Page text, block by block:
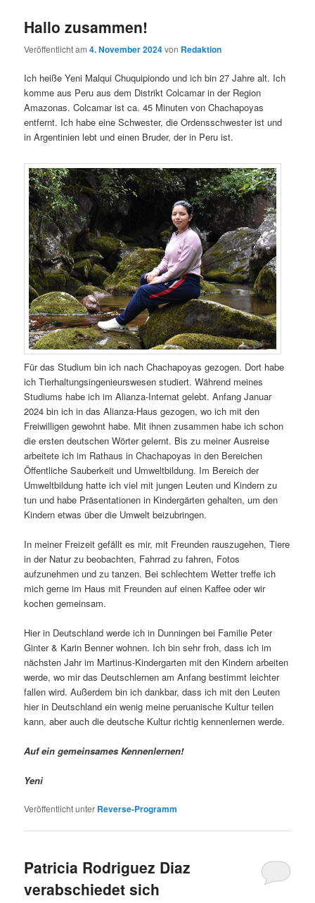
Hallo zusammen!
Veröffentlicht am4. November 2024von Redaktion
Ich heiße Yeni Malqui Chuquipiondo und ich bin 27 Jahre alt. Ich
komme aus Peru aus dem Distrikt Colcamar in der Region
Amazonas. Colcamar ist ca. 45 Minuten von Chachapoyas
entfernt. Ich habe eine Schwester, die Ordensschwester ist und
in Argentinien lebt und einen Bruder, der in Peru ist.
Für das Studium bin ich nach Chachapoyas gezogen. Dort habe
ich Tierhaltungsingenieurswesen studiert. Während meines
Studiums habe ich im Alianza-Internat gelebt. Anfang Januar
2024 bin ich in das Alianza-Haus gezogen, wo ich mit den
Freiwilligen gewohnt habe. Mit ihnen zusammen habe ich schon
die ersten deutschen Wörter gelernt. Bis zu meiner Ausreise
arbeitete ich im Rathaus in Chachapoyas in den Bereichen
Öffentliche Sauberkeit und Umweltbildung. Im Bereich der
Umweltbildung hatte ich viel mit jungen Leuten und Kindern zu
tun und habe Präsentationen in Kindergärten gehalten, um den
Kindern etwas über die Umwelt beizubringen.
In meiner Freizeit gefällt es mir, mit Freunden rauszugehen, Tiere
in der Natur zu beobachten, Fahrrad zu fahren, Fotos
aufzunehmen und zu tanzen. Bei schlechtem Wetter treffe ich
mich gerne im Haus mit Freunden auf einen Kaffee oder wir
kochen gemeinsam.
Hier in Deutschland werde ich in Dunningen bei Familie Peter
Ginter & Karin Benner wohnen. Ich bin sehr froh, dass ich im
nächsten Jahr im Martinus-Kindergarten mit den Kindern arbeiten
werde, wo mir das Deutschlernen am Anfang bestimmt leichter
fallen wird. Außerdem bin ich dankbar, dass ich mit den Leuten
hier in Deutschland ein wenig meine peruanische Kultur teilen
kann, aber auch die deutsche Kultur richtig kennenlernen werde.
Auf ein gemeinsames Kennenlernen!
Yeni
Veröffentlicht unter Reverse-Programm
Patricia Rodriguez Diaz
verabschiedet sich